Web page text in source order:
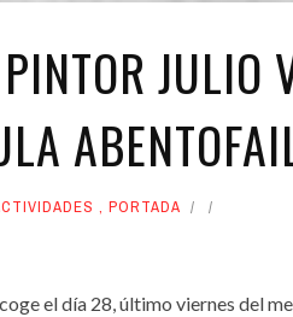
JULIO
, PORTADA
el día 28, último viernes del